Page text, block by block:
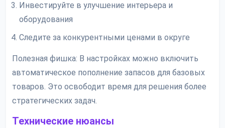
Инвестируйте в улучшение интерьера и
оборудования
Следите за конкурентными ценами в округе
Полезная фишка: В настройках можно включить
автоматическое пополнение запасов для базовых
товаров. Это освободит время для решения более
стратегических задач.
Технические нюансы